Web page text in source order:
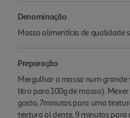
Denominação
Massa alimentícia de qualidade
Preparação
Mergulhar a massa num
litro para 100g de massa).
gosto, 7minutos para uma
textura al dente, 9 minutos para